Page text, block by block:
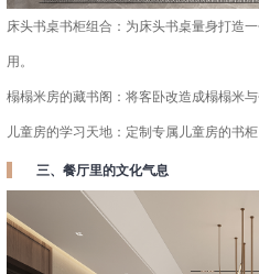
床头书桌书柜组合：为床头书桌量身打造
用。
榻榻米房的藏书阁：将客卧改造成榻榻米
儿童房的学习天地：定制专属儿童房的书
三、餐厅里的文化气息